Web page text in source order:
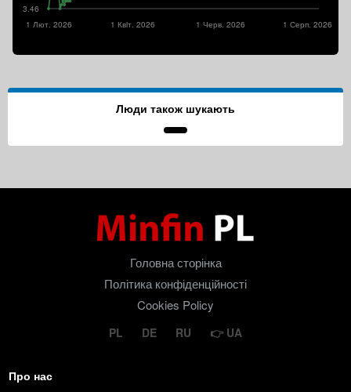
3.46
1 Серп. 2026
1 Черв. 2026
1 Квiт. 2026
1 Лют. 2026
Люди також шукають
Головна сторінка
Політика конфіденційності
Cookies Policy
PL DE RU UA
Про нас